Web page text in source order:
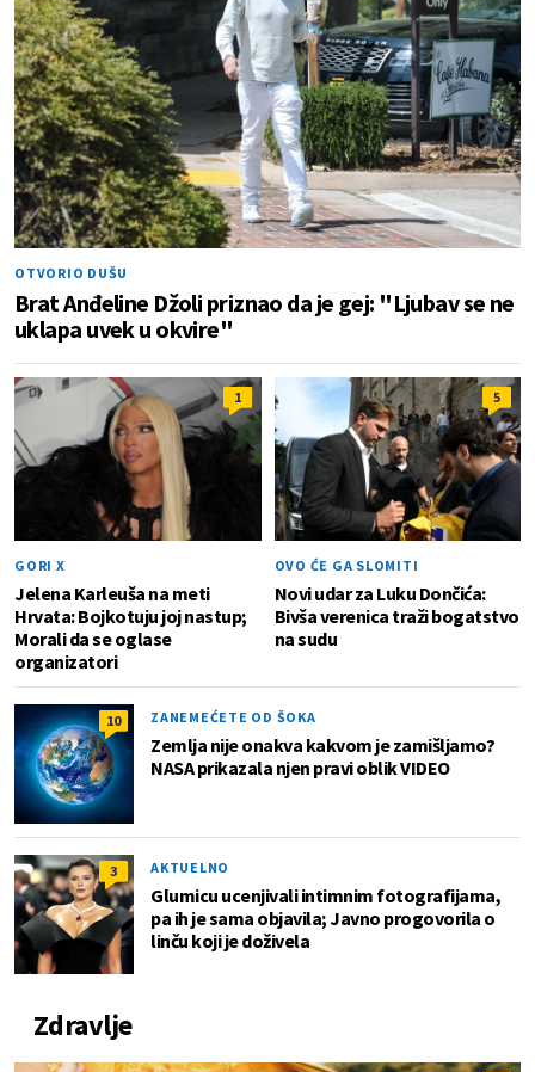
OTVORIO DUŠU
Brat Anđeline Džoli priznao da je gej: "Ljubav se ne
uklapa uvek u okvire"
1
GORI X
Jelena Karleuša na meti
Hrvata: Bojkotuju joj nastup;
Morali da se oglase
organizatori
5
OVO ĆE GA SLOMITI
Novi udar za Luku Dončića:
Bivša verenica traži bogatstvo
na sudu
10 ZANEMEĆETE OD ŠOKA
Zemlja nije onakva kakvom je zamišljamo?
NASA prikazala njen pravi oblik VIDEO
3 AKTUELNO
Glumicu ucenjivali intimnim fotografijama,
pa ih je sama objavila; Javno progovorila o
linču koji je doživela
Zdravlje